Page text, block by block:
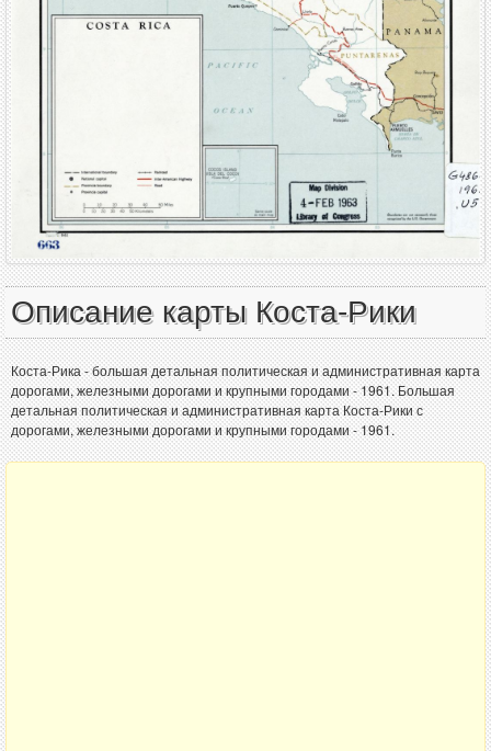
Описание карты Коста-Рики
Коста-Рика - большая детальная политическая и административная карта
дорогами, железными дорогами и крупными городами - 1961. Большая
детальная политическая и административная карта Коста-Рики с
дорогами, железными дорогами и крупными городами - 1961.